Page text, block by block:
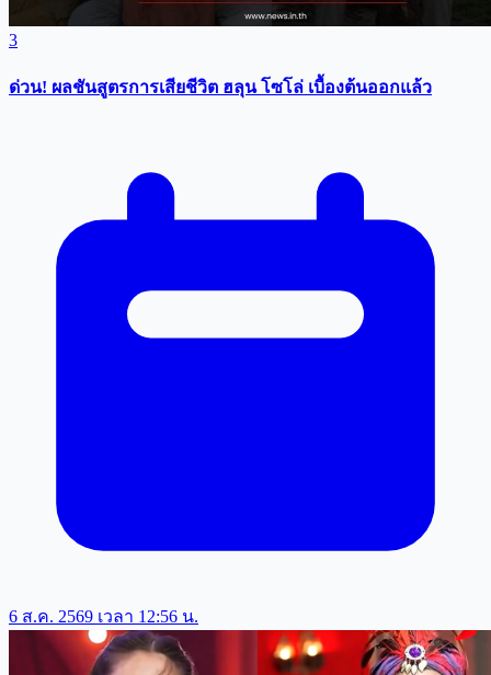
3
ด่วน! ผลชันสูตรการเสียชีวิต ฮลุน โซโล่ เบื้องต้นออกแล้ว
6 ส.ค. 2569 เวลา 12:56 น.